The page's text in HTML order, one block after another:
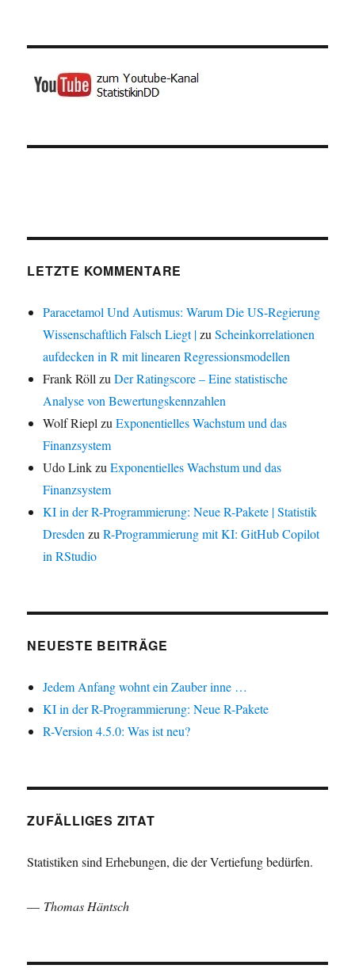
LETZTE KOMMENTARE
Paracetamol Und Autismus: Warum Die US-Regierung
Wissenschaftlich Falsch Liegt |zuScheinkorrelationen
aufdecken in R mit linearen Regressionsmodellen
Frank Röll zuDer Ratingscore – Eine statistische
Analyse von Bewertungskennzahlen
Wolf Riepl zuExponentielles Wachstum und das
Finanzsystem
Udo LinkzuExponentielles Wachstum und das
Finanzsystem
KI in der R-Programmierung: Neue R-Pakete | Statistik
Dresden zuR-Programmierung mit KI: GitHub Copilot
in RStudio
NEUESTE BEITRÄGE
Jedem Anfang wohnt ein Zauber inne …
KI in der R-Programmierung: Neue R-Pakete
R-Version 4.5.0: Was ist neu?
ZUFÄLLIGES ZITAT
Statistiken sind Erhebungen, die der Vertiefung bedürfen.
— Thomas Häntsch